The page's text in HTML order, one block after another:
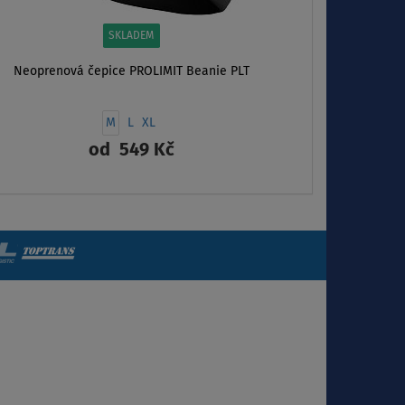
SKLADEM
Neoprenová čepice PROLIMIT Beanie PLT
M L XL
od 549 Kč